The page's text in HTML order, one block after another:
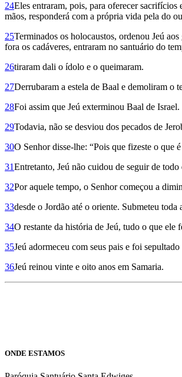
24Eles entraram, pois, para oferecer sacrifícios
mãos, responderá com a própria vida pela do
25Terminados os holocaustos, ordenou Jeú
fora os cadáveres, entraram no santuário do
26tiraram dali o ídolo e o queimaram.
27Derrubaram a estela de Baal e demoliram o
28Foi assim que Jeú exterminou Baal de Israel.
29Todavia, não se desviou dos pecados de
30O Senhor disse-lhe: “Pois que fizeste o que
31Entretanto, Jeú não cuidou de seguir de
32Por aquele tempo, o Senhor começou a
33desde o Jordão até o oriente. Submeteu toda
34O restante da história de Jeú, tudo o que ele
35Jeú adormeceu com seus pais e foi
36Jeú reinou vinte e oito anos em Samaria.
ONDE ESTAMOS